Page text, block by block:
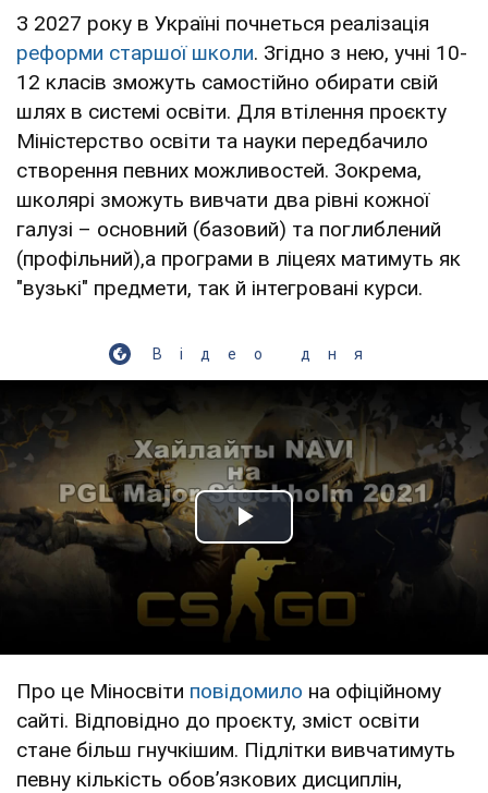
З 2027 року в Україні почнеться реалізація
реформи старшої школи. Згідно з нею, учні 10-
12 класів зможуть самостійно обирати свій
шлях в системі освіти. Для втілення проєкту
Міністерство освіти та науки передбачило
створення певних можливостей. Зокрема,
школярі зможуть вивчати два рівні кожної
галузі – основний (базовий) та поглиблений
(профільний),а програми в ліцеях матимуть як
"вузькі" предмети, так й інтегровані курси.
Відео дня
Play Video
Про це Міносвіти повідомило на офіційному
сайті. Відповідно до проєкту, зміст освіти
стане більш гнучкішим. Підлітки вивчатимуть
певну кількість обовʼязкових дисциплін,